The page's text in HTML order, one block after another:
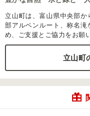
立山町は、富山県中央部
部アルペンルート、称名
め、ご支援とご協力をお願
立山町